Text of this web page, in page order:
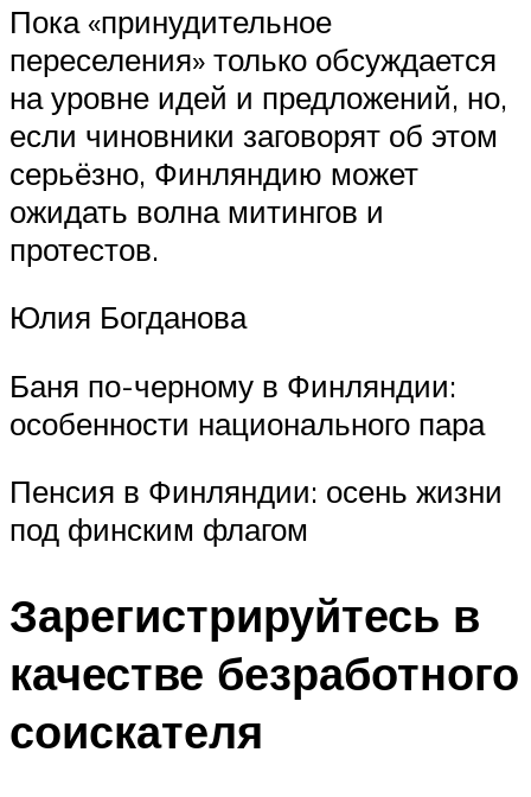
Пока «принудительное
переселения» только обсуждается
на уровне идей и предложений, но,
если чиновники заговорят об этом
серьёзно, Финляндию может
ожидать волна митингов и
протестов.
Юлия Богданова
Баня по-черному в Финляндии:
особенности национального пара
Пенсия в Финляндии: осень жизни
под финским флагом
Зарегистрируйтесь в
качестве безработного
соискателя